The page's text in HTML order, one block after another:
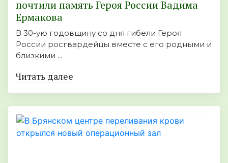
почтили память Героя России Вадима
Ермакова
В 30-ую годовщину со дня гибели Героя
России росгвардейцы вместе с его родными и
близкими ...
Читать далее